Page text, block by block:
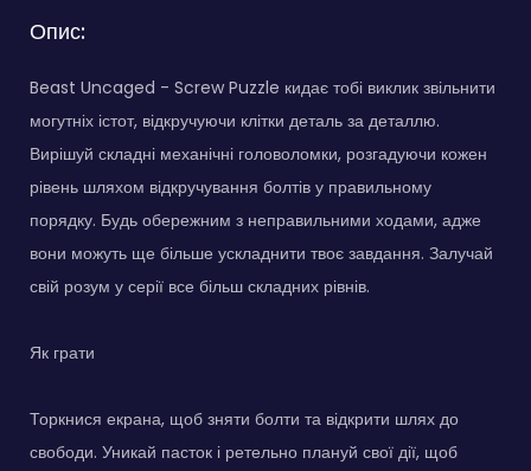
Опис:
Beast Uncaged - Screw Puzzle кидає тобі виклик звільнити
могутніх істот, відкручуючи клітки деталь за деталлю.
Вирішуй складні механічні головоломки, розгадуючи кожен
рівень шляхом відкручування болтів у правильному
порядку. Будь обережним з неправильними ходами, адже
вони можуть ще більше ускладнити твоє завдання. Залучай
свій розум у серії все більш складних рівнів.
Як грати
Торкнися екрана, щоб зняти болти та відкрити шлях до
свободи. Уникай пасток і ретельно плануй свої дії, щоб